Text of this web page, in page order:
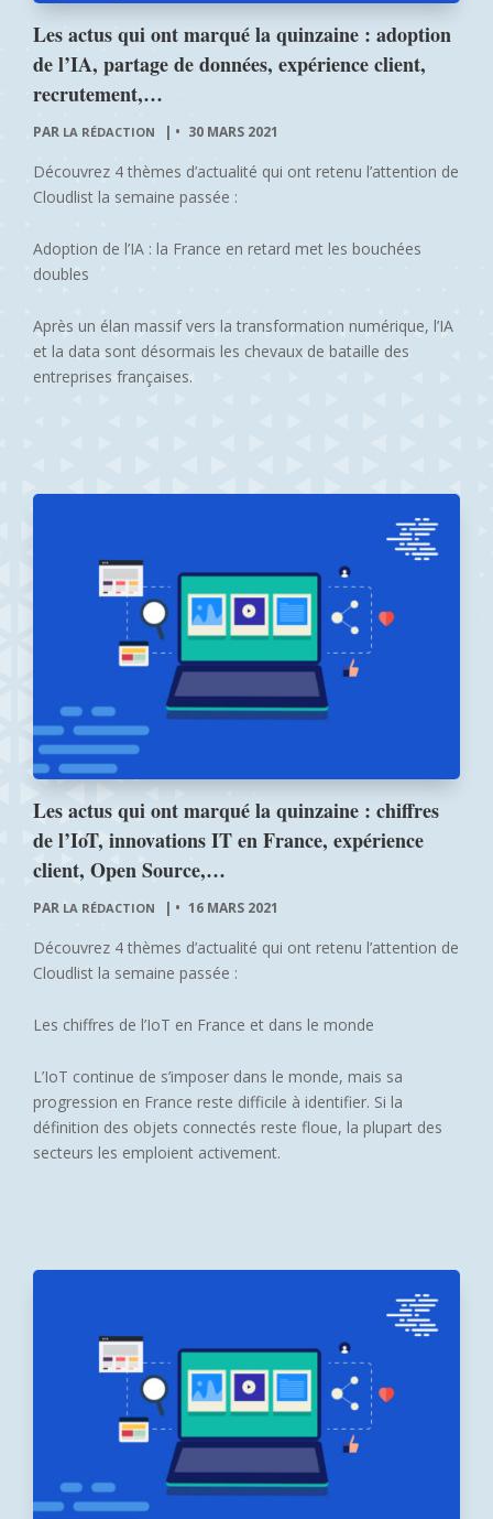
Les actus qui ont marqué la quinzaine : adoption
de l’IA, partage de données, expérience client,
recrutement,…
PAR LA RÉDACTION | 30 MARS 2021
Découvrez 4 thèmes d’actualité qui ont retenu l’attention de
Cloudlist la semaine passée :
Adoption de l’IA : la France en retard met les bouchées
doubles
Après un élan massif vers la transformation numérique, l’IA
et la data sont désormais les chevaux de bataille des
entreprises françaises.
Les actus qui ont marqué la quinzaine : chiffres
de l’IoT, innovations IT en France, expérience
client, Open Source,…
PAR LA RÉDACTION | 16 MARS 2021
Découvrez 4 thèmes d’actualité qui ont retenu l’attention de
Cloudlist la semaine passée :
Les chiffres de l’IoT en France et dans le monde
L’IoT continue de s’imposer dans le monde, mais sa
progression en France reste difficile à identifier. Si la
définition des objets connectés reste floue, la plupart des
secteurs les emploient activement.